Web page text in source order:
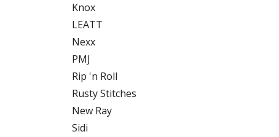
Knox
LEATT
Nexx
PMJ
Rip 'n Roll
Rusty Stitches
New Ray
Sidi